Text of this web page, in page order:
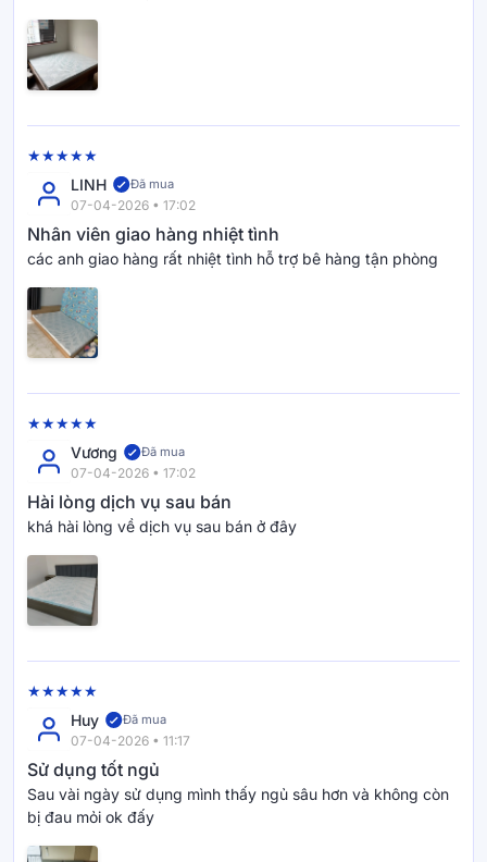
LINH Đã mua
07-04-2026 • 17:02
Nhân viên giao hàng nhiệt tình
các anh giao hàng rất nhiệt tình hỗ trợ bê hàng tận phòng
Vương Đã mua
07-04-2026 • 17:02
Hài lòng dịch vụ sau bán
khá hài lòng về dịch vụ sau bán ở đây
Huy Đã mua
07-04-2026 • 11:17
Sử dụng tốt ngủ
Sau vài ngày sử dụng mình thấy ngủ sâu hơn và không còn
bị đau mỏi ok đấy